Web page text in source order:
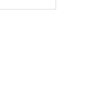
球头